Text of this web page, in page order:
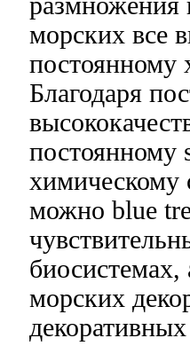
морских все
постоянному
Благодаря
постоянному
химическому
можно blue
морских